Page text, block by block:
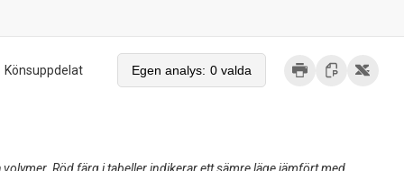
Könsuppdelat Egen analys: 0 valda